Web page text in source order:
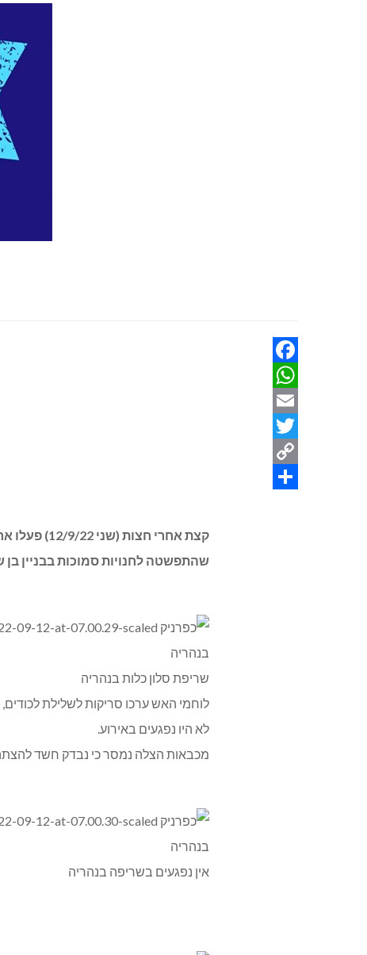
Facebook
WhatsApp
Email
Twitter
Copy
קצת אחרי
שהתפשטה לחנויות סמוכות בבניין
שריפת סלון כלות בנהריה
לוחמי האש ערכו סריקות לשלילת
לא היו נפגעים באירוע.
מכבאות הצלה נמסר כי נבדק חשד
אין נפגעים בשריפה בנהריה